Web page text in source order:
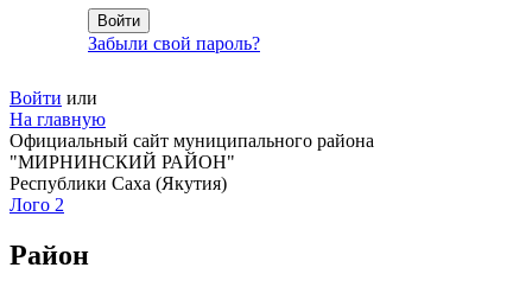
Забыли свой пароль?
Войти или
На главную
Официальный сайт муниципального района
"МИРНИНСКИЙ РАЙОН"
Республики Саха (Якутия)
Лого 2
Район